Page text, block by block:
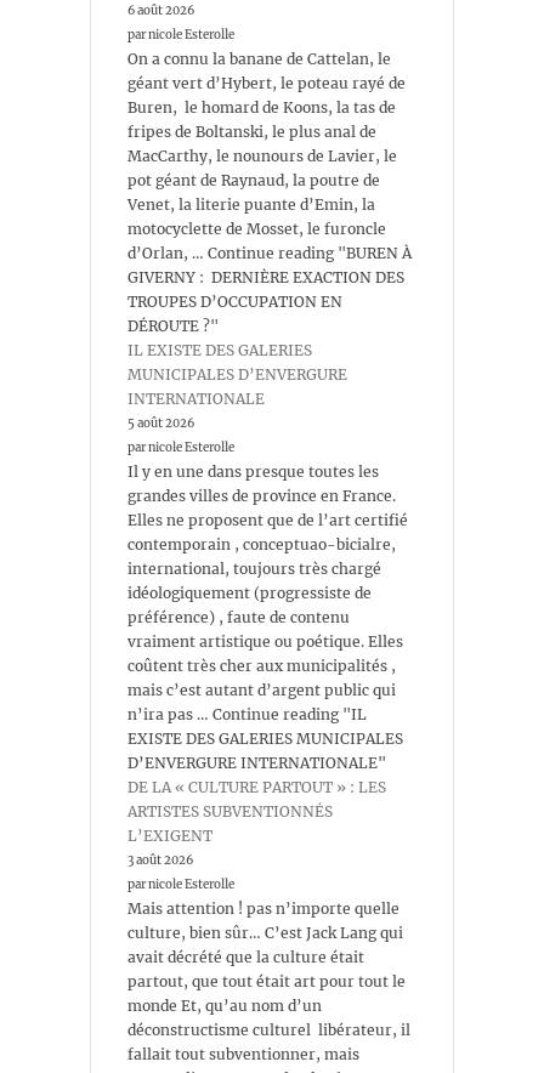
6 août 2026
par nicole Esterolle
On a connu la banane de Cattelan, le
géant vert d’Hybert, le poteau rayé de
Buren, le homard de Koons, la tas de
fripes de Boltanski, le plus anal de
MacCarthy, le nounours de Lavier, le
pot géant de Raynaud, la poutre de
Venet, la literie puante d’Emin, la
motocyclette de Mosset, le furoncle
d’Orlan, … Continue reading "BUREN À
GIVERNY : DERNIÈRE EXACTION DES
TROUPES D’OCCUPATION EN
DÉROUTE ?"
IL EXISTE DES GALERIES
MUNICIPALES D’ENVERGURE
INTERNATIONALE
5 août 2026
par nicole Esterolle
Il y en une dans presque toutes les
grandes villes de province en France.
Elles ne proposent que de l’art certifié
contemporain , conceptuao-bicialre,
international, toujours très chargé
idéologiquement (progressiste de
préférence) , faute de contenu
vraiment artistique ou poétique. Elles
coûtent très cher aux municipalités ,
mais c’est autant d’argent public qui
n’ira pas … Continue reading "IL
EXISTE DES GALERIES MUNICIPALES
D’ENVERGURE INTERNATIONALE"
DE LA « CULTURE PARTOUT » : LES
ARTISTES SUBVENTIONNÉS
L’EXIGENT
3 août 2026
par nicole Esterolle
Mais attention ! pas n’importe quelle
culture, bien sûr… C’est Jack Lang qui
avait décrété que la culture était
partout, que tout était art pour tout le
monde Et, qu’au nom d’un
déconstructisme culturel libérateur, il
fallait tout subventionner, mais